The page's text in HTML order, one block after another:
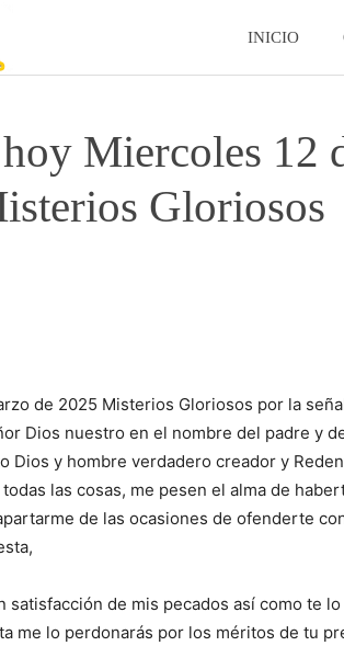
INICIO
Miercoles 12
Gloriosos
de 2025 Misterios Gloriosos por la
Dios nuestro en el nombre del padre y
Dios y hombre verdadero creador y
las cosas, me pesen el alma de
de las ocasiones de ofenderte
satisfacción de mis pecados así como te
me lo perdonarás por los méritos de tu